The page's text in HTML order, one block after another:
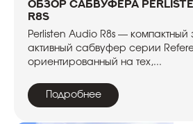
Обзор сабвуфера
R8s
Perlisten Audio R8s — компактный
активный сабвуфер серии
ориентированный на тех,...
Подробнее